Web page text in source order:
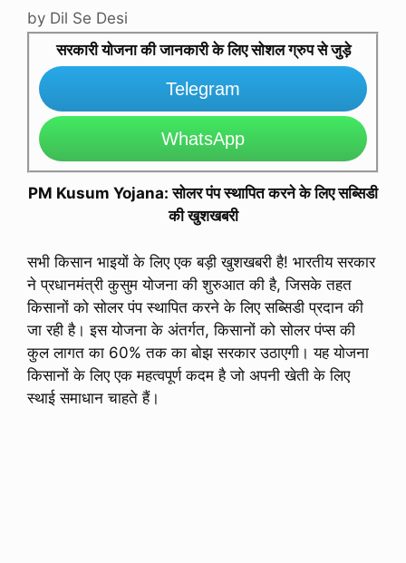
by Dil Se Desi
सरकारी योजना की जानकारी के लिए सोशल ग्रुप से जुड़े
Telegram
WhatsApp
PM Kusum Yojana: सोलर पंप स्थापित करने के लिए सब्सिडी
की खुशखबरी
सभी किसान भाइयों के लिए एक बड़ी खुशखबरी है! भारतीय सरकार
ने प्रधानमंत्री कुसुम योजना की शुरुआत की है, जिसके तहत
किसानों को सोलर पंप स्थापित करने के लिए सब्सिडी प्रदान की
जा रही है। इस योजना के अंतर्गत, किसानों को सोलर पंप्स की
कुल लागत का 60% तक का बोझ सरकार उठाएगी। यह योजना
किसानों के लिए एक महत्वपूर्ण कदम है जो अपनी खेती के लिए
स्थाई समाधान चाहते हैं।